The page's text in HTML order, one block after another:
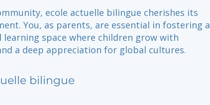
ecole actuelle bilingue cherishes its
You, as parents, are essential in fostering a
space where children grow with
a deep appreciation for global cultures.
bilingue